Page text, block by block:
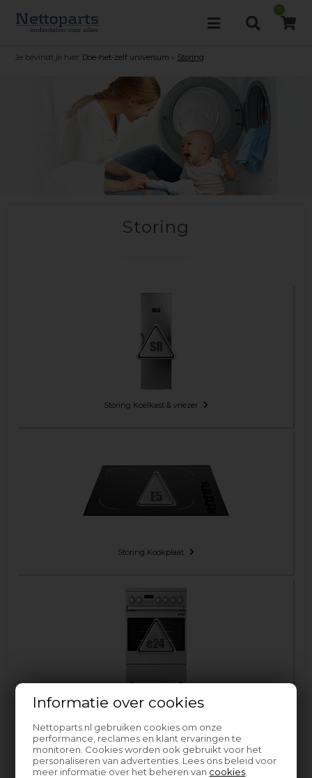
Informatie over cookies
Nettoparts.nl gebruiken cookies om onze
performance, reclames en klant ervaringen te
monitoren. Cookies worden ook gebruikt voor het
personaliseren van advertenties. Lees ons beleid voor
meer informatie over het beheren van cookies
0
Je bevindt je hier: Doe-het-zelf universum Storing
Storing
Storing Koelkast & vriezer
Storing Kookplaat
Storing Oven